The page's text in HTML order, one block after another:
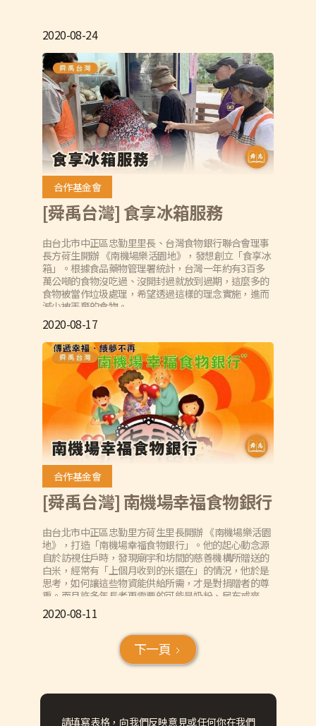
2020-08-24
合作基金會
[舜禹台灣] 食享冰箱服務
由台北市中正區忠勤里里長、台灣食物銀行聯合會理事
長方荷生開辦 《南機場樂活園地》，發想創立「食享冰
箱」。根據食品藥物管理署統計，台灣一年約有3百多
萬公噸的食物沒吃過、沒開封過就放到過期，這麼多的
食物被當作垃圾處理，希望透過這樣的理念實施，進而
減少被丟棄的食物。
2020-08-17
合作基金會
[舜禹台灣] 南機場幸福食物銀行
由台北市中正區忠勤里方荷生里長開辦 《南機場樂活園
地》，打造「南機場幸福食物銀行」。他的起心動念源
自於訪視住戶時，發現廟宇和坊間的慈善機構所贈送的
白米，經常有「上個月收到的米還在」的情況，他於是
思考，如何讓這些物資能供給所需，才是對捐贈者的尊
重。而且許多年長者更需要的可能是奶粉、尿布或麥
片，進而成立一個小型的福利社。
2020-08-11
下一頁
請填寫表格，向我們反映意見或任何你在我們